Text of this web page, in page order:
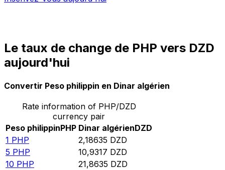
Le taux de change de PHP vers DZD
aujourd'hui
Convertir Peso philippin en Dinar algérien
Rate information of PHP/DZD
currency pair
Peso philippinPHP Dinar algérienDZD
1 PHP 2,18635 DZD
5 PHP 10,9317 DZD
10 PHP 21,8635 DZD